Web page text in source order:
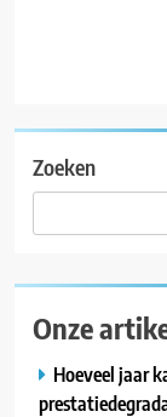
Zoeken
Onze
Hoeveel jaar